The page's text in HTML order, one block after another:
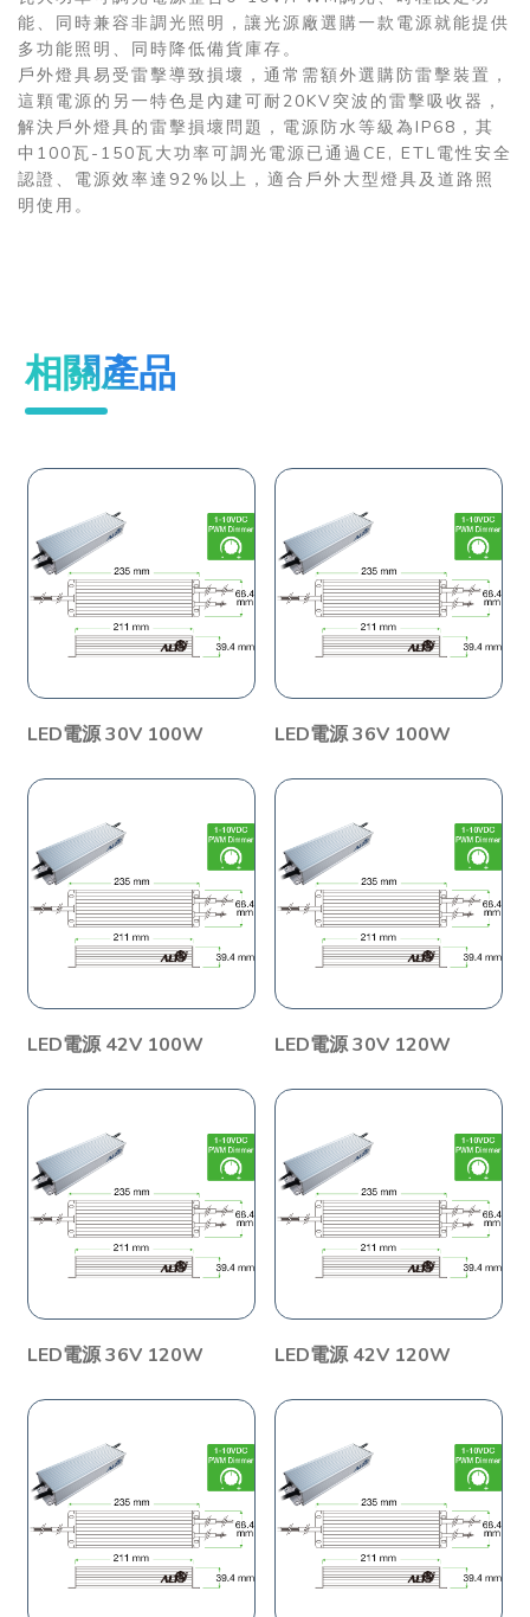
能、同時兼容非調光照明，讓光源廠選購一款電源就能提供
多功能照明、同時降低備貨庫存。
戶外燈具易受雷擊導致損壞，通常需額外選購防雷擊裝置，
這顆電源的另一特色是內建可耐20KV突波的雷擊吸收器，
解決戶外燈具的雷擊損壞問題，電源防水等級為IP68，其
中100瓦-150瓦大功率可調光電源已通過CE, ETL電性安全
認證、電源效率達92%以上，適合戶外大型燈具及道路照
明使用。
相關產品
LED電源 30V 100W LED電源 36V 100W
LED電源 42V 100W LED電源 30V 120W
LED電源 36V 120W LED電源 42V 120W